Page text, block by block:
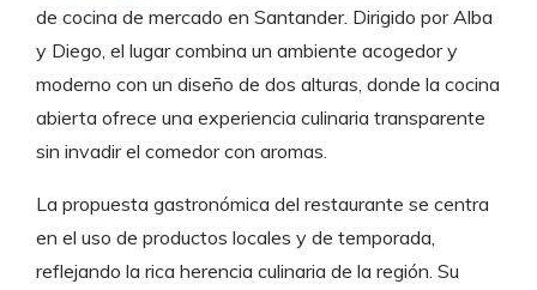
de cocina de mercado en Santander. Dirigido por Alba
y Diego, el lugar combina un ambiente acogedor y
moderno con un diseño de dos alturas, donde la cocina
abierta ofrece una experiencia culinaria transparente
sin invadir el comedor con aromas.
La propuesta gastronómica del restaurante se centra
en el uso de productos locales y de temporada,
reflejando la rica herencia culinaria de la región. Su